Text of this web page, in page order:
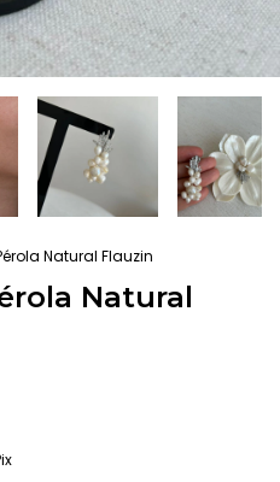
Natural Flauzin
Natural